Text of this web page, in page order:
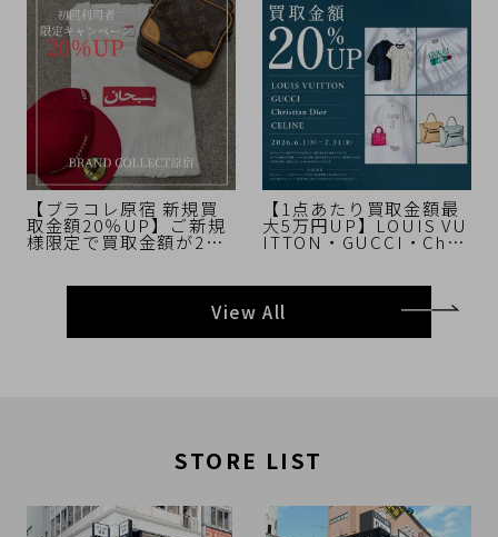
定】 ます！
【ブラコレ原宿 新規買
取金額20％UP】ご新規
様限定で買取金額が20％
UPするキャンペーンを
【1点あたり買取金額最
大5万円UP】LOUIS VU
ITTON・GUCCI・Chris
ーン開催中！【期間限
定】
View All
STORE LIST